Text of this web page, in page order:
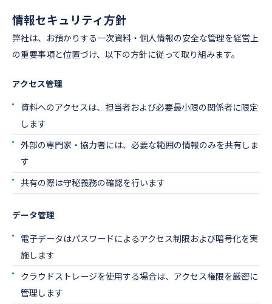
情報セキュリティ方針
弊社は、お預かりする一次資料・個人情報の安全な管理を経営上
の重要事項と位置づけ、以下の方針に従って取り組みます。
アクセス管理
資料へのアクセスは、担当者および必要最小限の関係者に限定
します
外部の専門家・協力者には、必要な範囲の情報のみを共有しま
す
共有の際は守秘義務の確認を行います
データ管理
電子データはパスワードによるアクセス制限および暗号化を実
施します
クラウドストレージを使用する場合は、アクセス権限を厳密に
管理します